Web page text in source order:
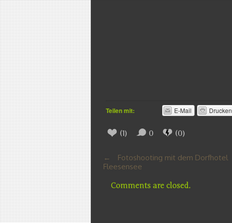
Teilen mit: E-Mail Drucken
(1) 0 (0)
←
Fotoshooting mit dem Dorfhotel
Fleesensee
Comments are closed.